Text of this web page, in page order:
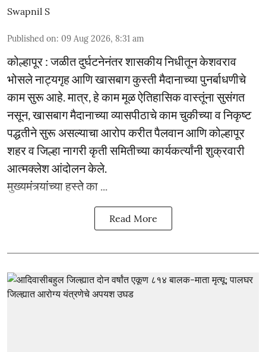
Swapnil S
Published on: 09 Aug 2026, 8:31 am
कोल्हापूर : जळीत दुर्घटनेनंतर शासकीय निधीतून केशवराव
भोसले नाट्यगृह आणि खासबाग कुस्ती मैदानाच्या पुनर्बाधणीचे
काम सुरू आहे. मात्र, हे काम मूळ ऐतिहासिक वास्तूंना सुसंगत
नसून, खासबाग मैदानाच्या व्यासपीठाचे काम चुकीच्या व निकृष्ट
पद्धतीने सुरू असल्याचा आरोप करीत पैलवान आणि कोल्हापूर
शहर व जिल्हा नागरी कृती समितीच्या कार्यकर्त्यांनी शुक्रवारी
आत्मक्लेश आंदोलन केले.
मुख्यमंत्र्यांच्या हस्ते का ...
Read More